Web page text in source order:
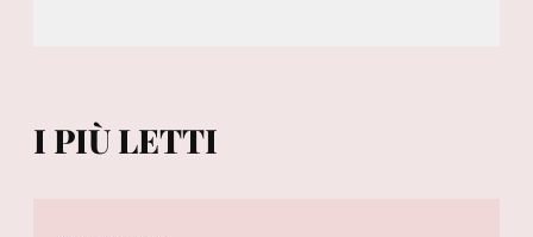
I PIÙ LETTI